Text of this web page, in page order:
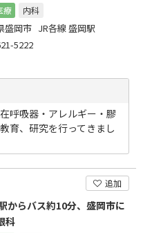
療 内科
盛岡市 JR各線 盛岡駅
5222
呼吸器・アレルギー・膠
育、研究を行ってきまし
追加
からバス約10分、盛岡市に
科